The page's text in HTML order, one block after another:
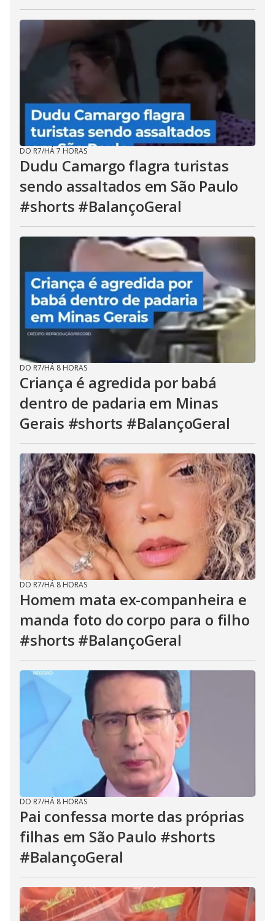
DO R7/HÁ 7 HORAS
Dudu Camargo flagra turistas
sendo assaltados em São Paulo
#shorts #BalançoGeral
DO R7/HÁ 8 HORAS
Criança é agredida por babá
dentro de padaria em Minas
Gerais #shorts #BalançoGeral
DO R7/HÁ 8 HORAS
Homem mata ex-companheira e
manda foto do corpo para o filho
#shorts #BalançoGeral
DO R7/HÁ 8 HORAS
Pai confessa morte das próprias
filhas em São Paulo #shorts
#BalançoGeral